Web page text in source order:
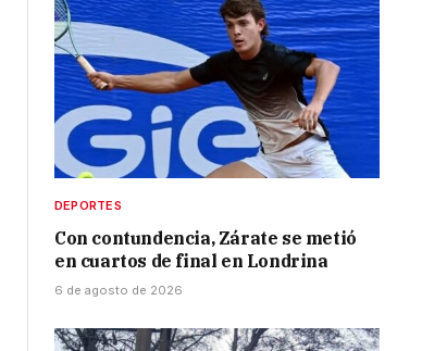
DEPORTES
Con contundencia, Zárate se metió
en cuartos de final en Londrina
6 de agosto de 2026